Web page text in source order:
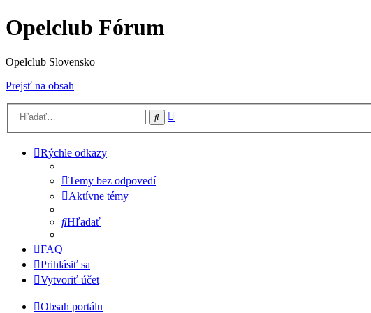
Opelclub Fórum
Opelclub Slovensko
Prejsť na obsah
Hľadať
Rýchle odkazy
Temy bez odpovedí
Aktívne témy
Hľadať
FAQ
Prihlásiť sa
Vytvoriť účet
Obsah portálu